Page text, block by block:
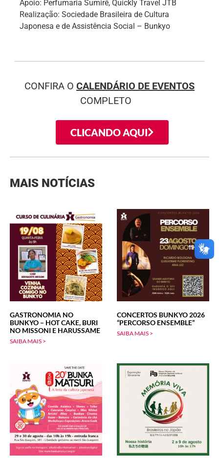
Apoio: Perfumaria Sumirê, Quickly Travel JTB
Realização: Sociedade Brasileira de Cultura
Japonesa e de Assistência Social – Bunkyo
CONFIRA O CALENDÁRIO DE EVENTOS
COMPLETO
CLICANDO AQUI
MAIS NOTÍCIAS
GASTRONOMIA NO
BUNKYO – HOT CAKE, BURI
NO MISSONI E HARUSSAME
SAIBA MAIS >
CONCERTOS BUNKYO 2026
“PERCORSO ENSEMBLE”
SAIBA MAIS >